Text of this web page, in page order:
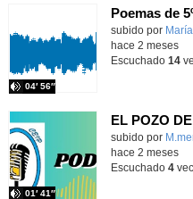
Poemas de
Contenido
subido por
04′ 56″
hace 2 meses
Escuchado 14
EL POZO
Contenido
subido por
01′ 41″
hace 2 meses
Escuchado 4